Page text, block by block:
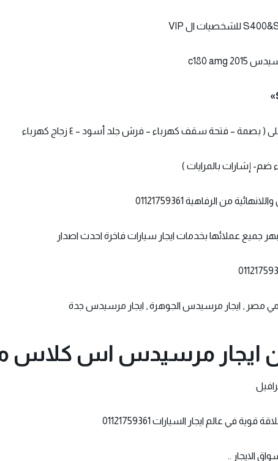
من الرفاهية 01121759361
جميع عملائها بخدمات ايجار سيارات فاخرة احدث اصدار
ايجار مرسيدس اس كلاس
عالم ايجار السيارات 01121759361
الايجار ..